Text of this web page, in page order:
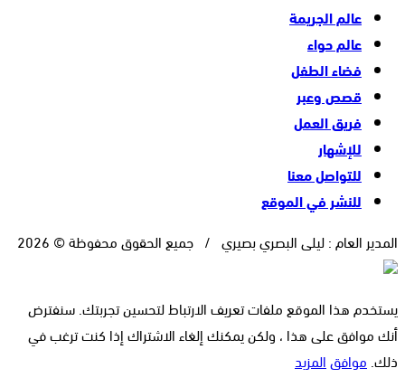
عالم الجريمة
عالم حواء
فضاء الطفل
قصص وعبر
فريق العمل
للإشهار
للتواصل معنا
للنشر في الموقع
المدير العام : ليلى البصري بصيري / جميع الحقوق محفوظة © 2026
يستخدم هذا الموقع ملفات تعريف الارتباط لتحسين تجربتك. سنفترض
أنك موافق على هذا ، ولكن يمكنك إلغاء الاشتراك إذا كنت ترغب في
ذلك. موافقالمزيد